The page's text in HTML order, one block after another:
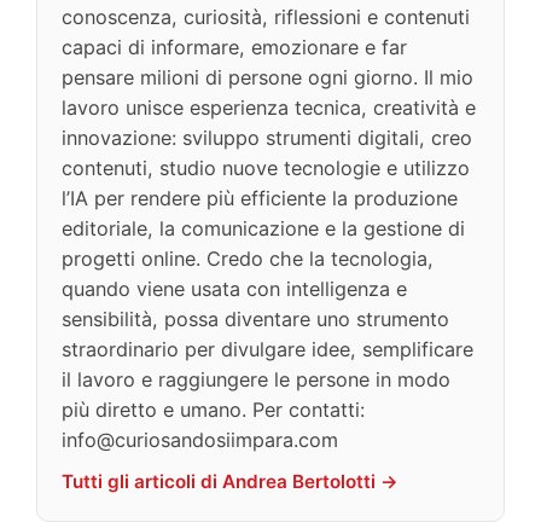
conoscenza, curiosità, riflessioni e contenuti
capaci di informare, emozionare e far
pensare milioni di persone ogni giorno. Il mio
lavoro unisce esperienza tecnica, creatività e
innovazione: sviluppo strumenti digitali, creo
contenuti, studio nuove tecnologie e utilizzo
l’IA per rendere più efficiente la produzione
editoriale, la comunicazione e la gestione di
progetti online. Credo che la tecnologia,
quando viene usata con intelligenza e
sensibilità, possa diventare uno strumento
straordinario per divulgare idee, semplificare
il lavoro e raggiungere le persone in modo
più diretto e umano. Per contatti:
info@curiosandosiimpara.com
Tutti gli articoli di Andrea Bertolotti →